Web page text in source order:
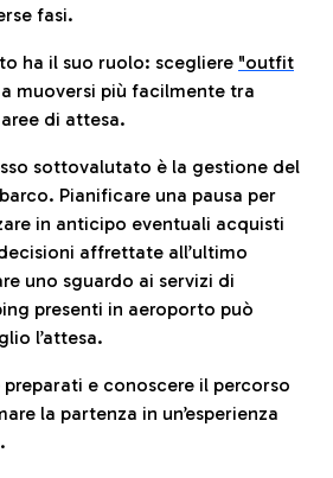
fasi.
ha il suo ruolo: scegliere "outfit
muoversi più facilmente tra
di attesa.
sottovalutato è la gestione del
Pianificare una pausa per
in anticipo eventuali acquisti
affrettate all’ultimo
uno sguardo ai servizi di
presenti in aeroporto può
l’attesa.
e conoscere il percorso
la partenza in un’esperienza